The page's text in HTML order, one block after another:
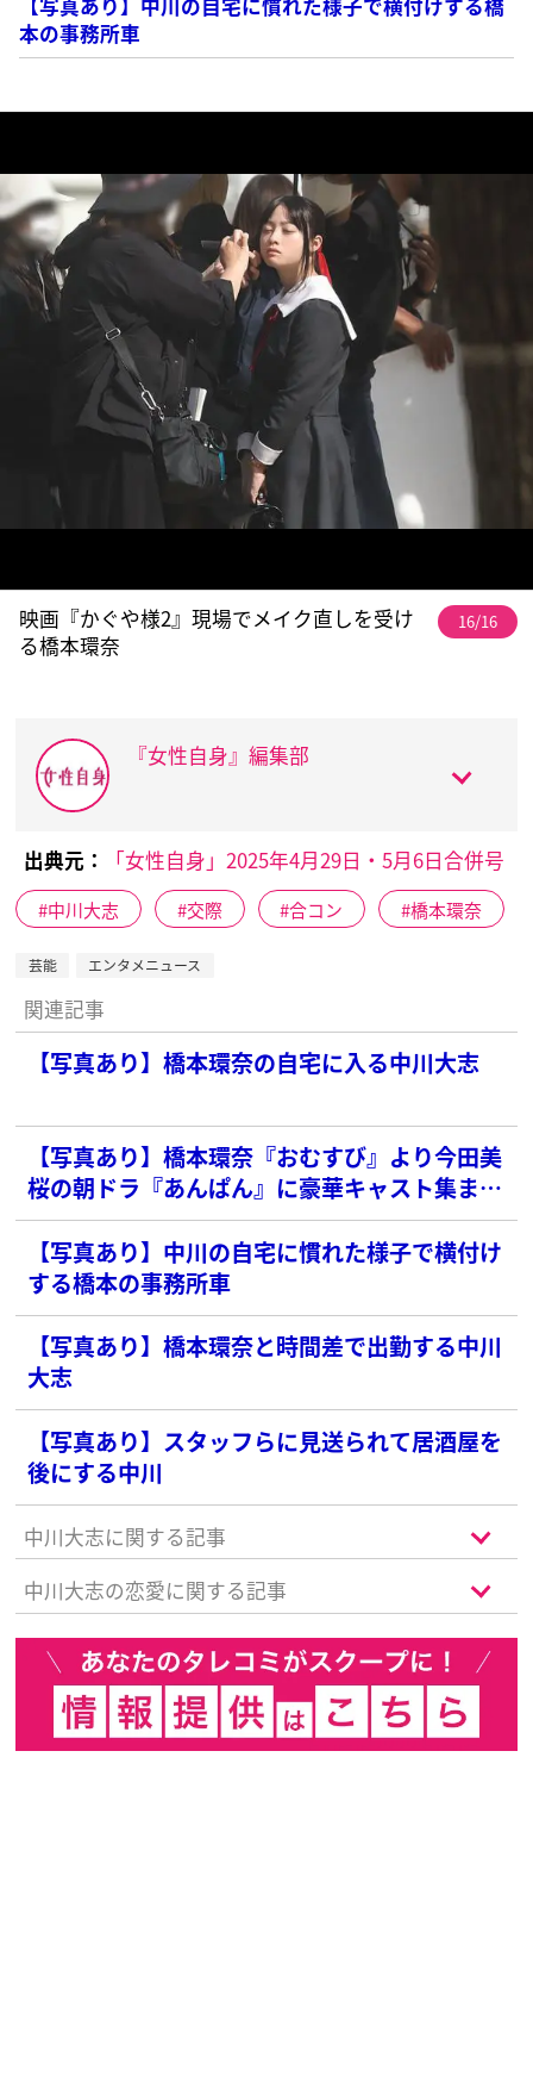
【写真あり】中川の自宅に慣れた様子で横付けする橋
本の事務所車
映画『かぐや様2』現場でメイク直しを受け
る橋本環奈
16/16
『女性自身』編集部
出典元： 「女性自身」2025年4月29日・5月6日合併号
中川大志 交際 合コン 橋本環奈
芸能 エンタメニュース
関連記事
【写真あり】橋本環奈の自宅に入る中川大志
【写真あり】橋本環奈『おむすび』より今田美
桜の朝ドラ『あんぱん』に豪華キャスト集まっ
た“本当の理由”
【写真あり】中川の自宅に慣れた様子で横付け
する橋本の事務所車
【写真あり】橋本環奈と時間差で出勤する中川
大志
【写真あり】スタッフらに見送られて居酒屋を
後にする中川
中川大志に関する記事
中川大志の恋愛に関する記事